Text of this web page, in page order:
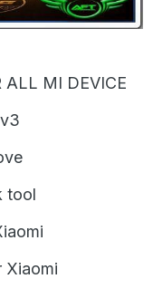
ALL MI DEVICE
tool
Xiaomi